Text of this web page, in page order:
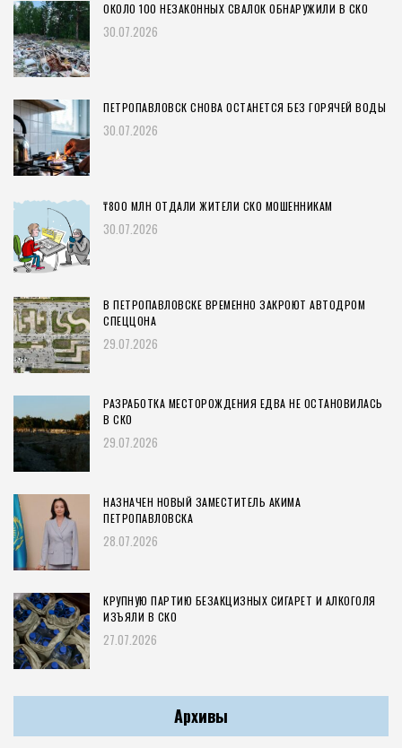
ОКОЛО 100 НЕЗАКОННЫХ СВАЛОК ОБНАРУЖИЛИ В СКО
30.07.2026
ПЕТРОПАВЛОВСК СНОВА ОСТАНЕТСЯ БЕЗ ГОРЯЧЕЙ ВОДЫ
30.07.2026
₸800 МЛН ОТДАЛИ ЖИТЕЛИ СКО МОШЕННИКАМ
30.07.2026
В ПЕТРОПАВЛОВСКЕ ВРЕМЕННО ЗАКРОЮТ АВТОДРОМ
СПЕЦЦОНА
29.07.2026
РАЗРАБОТКА МЕСТОРОЖДЕНИЯ ЕДВА НЕ ОСТАНОВИЛАСЬ
В СКО
29.07.2026
НАЗНАЧЕН НОВЫЙ ЗАМЕСТИТЕЛЬ АКИМА
ПЕТРОПАВЛОВСКА
28.07.2026
КРУПНУЮ ПАРТИЮ БЕЗАКЦИЗНЫХ СИГАРЕТ И АЛКОГОЛЯ
ИЗЪЯЛИ В СКО
27.07.2026
Архивы